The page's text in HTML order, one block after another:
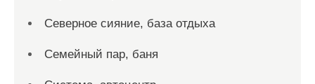
Северное сияние, база отдыха
Семейный пар, баня